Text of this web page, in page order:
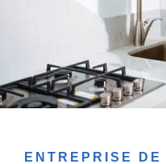
ENTREPRISE